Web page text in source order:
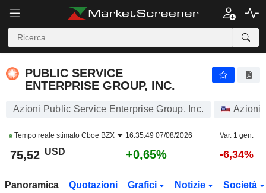
PUBLIC SERVICE
ENTERPRISE GROUP, INC.
Azioni Public Service Enterprise Group, Inc. Azioni
Tempo reale stimato Cboe BZX 16:35:49 07/08/2026 Var. 1 gen.
75,52 USD +0,65% -6,34%
Panoramica Quotazioni Grafici Notizie Società